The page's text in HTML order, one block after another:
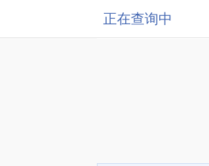
正在查询中